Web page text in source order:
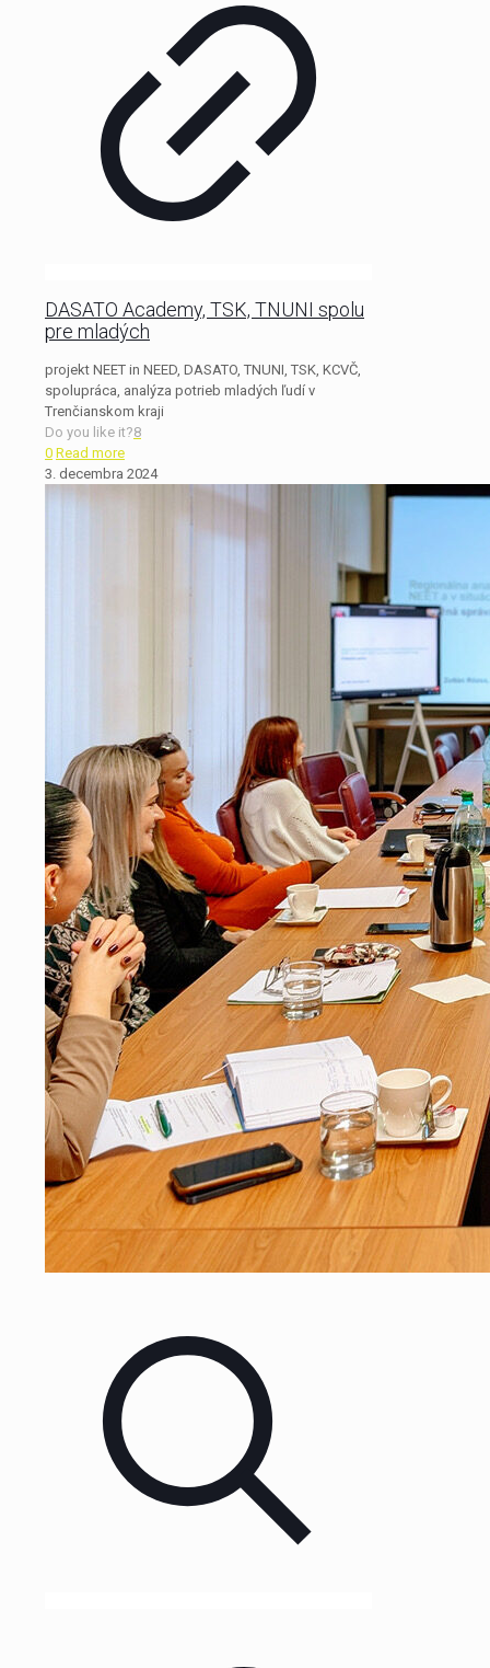
DASATO Academy, TSK, TNUNI spolu
pre mladých
projekt NEET in NEED, DASATO, TNUNI, TSK, KCVČ,
spolupráca, analýza potrieb mladých ľudí v
Trenčianskom kraji
Do you like it?8
0 Read more
3. decembra 2024